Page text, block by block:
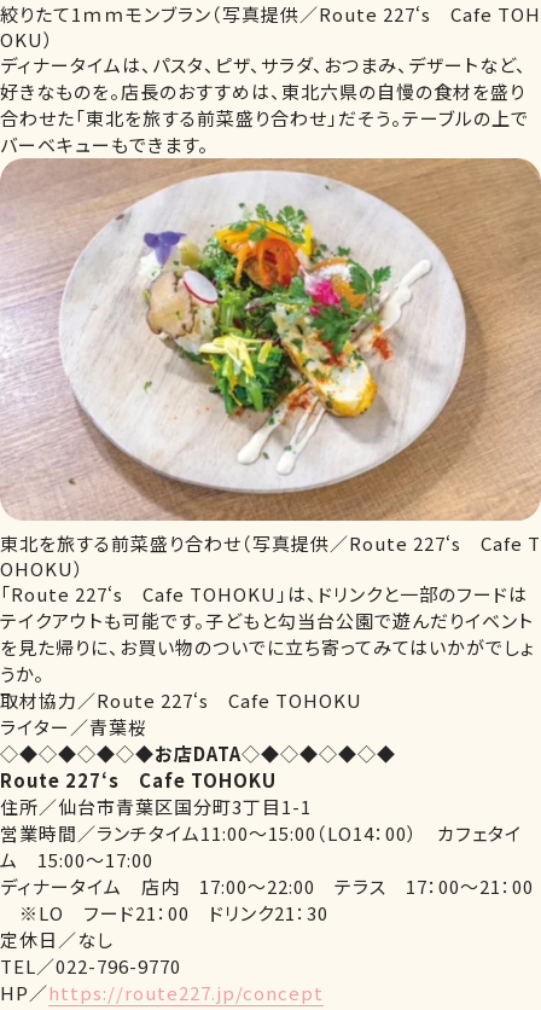
絞りたて1ｍｍモンブラン（写真提供／Route 227‘s Cafe TOH
OKU）
ディナータイムは、パスタ、ピザ、サラダ、おつまみ、デザートなど、
好きなものを。店長のおすすめは、東北六県の自慢の食材を盛り
合わせた「東北を旅する前菜盛り合わせ」だそう。テーブルの上で
バーベキューもできます。
東北を旅する前菜盛り合わせ（写真提供／Route 227‘s Cafe T
OHOKU）
「Route 227‘s Cafe TOHOKU」は、ドリンクと一部のフードは
テイクアウトも可能です。子どもと勾当台公園で遊んだりイベント
を見た帰りに、お買い物のついでに立ち寄ってみてはいかがでしょ
うか。
取材協力／Route 227‘s Cafe TOHOKU
ライター／青葉桜
◇◆◇◆◇◆◇◆お店DATA◇◆◇◆◇◆◇◆
Route 227‘s Cafe TOHOKU
住所／仙台市青葉区国分町3丁目1-1
営業時間／ランチタイム11:00～15:00（LO14：00） カフェタイ
ム 15:00～17:00
ディナータイム 店内 17:00～22:00 テラス 17：00～21：00
※LO フード21：00 ドリンク21：30
定休日／なし
TEL／022-796-9770
HP／https://route227.jp/concept